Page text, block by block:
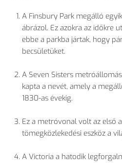
A Finsbury Park megálló
ábrázol. Ez azokra az időkre
ebbe a parkba jártak, hogy
becsületüket.
A Seven Sisters
kapta a nevét, amely a
1830-as évekig.
Ez a metróvonal volt az első
tömegközlekedési eszköz a
A Victoria a hatodik